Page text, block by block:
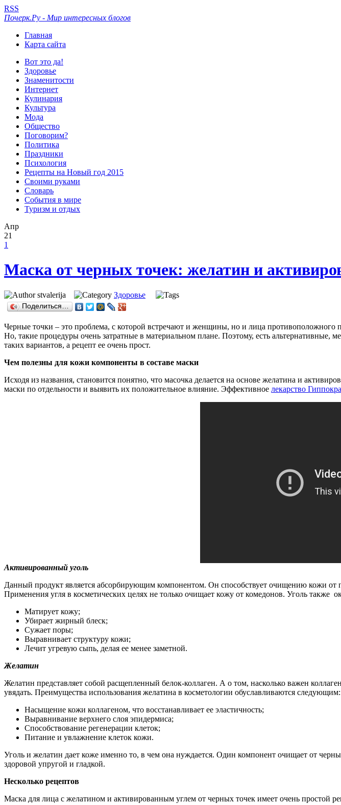
RSS
Почерк.Ру - Мир интересных блогов
Главная
Карта сайта
Вот это да!
Здоровье
Знаменитости
Интернет
Кулинария
Культура
Мода
Общество
Поговорим?
Политика
Праздники
Психология
Рецепты на Новый год 2015
Своими руками
Словарь
События в мире
Туризм и отдых
Апр
21
1
Маска от черных точек: желатин и
stvalerija Здоровье
Поделиться…
Черные точки – это проблема, с которой встречают и женщины, но и лица противоположного
Но, такие процедуры очень затратные в материальном плане. Поэтому, есть
таких вариантов, а рецепт ее очень прост.
Чем полезны для кожи компоненты в составе маски
Исходя из названия, становится понятно, что масочка делается на основе желатина и
маски по отдельности и выявить их положительное влияние. Эффективное лекарство
Активированный уголь
Данный продукт является абсорбирующим компонентом. Он способствует очищению кожи от
Применения угля в косметических целях не только очищает кожу от комедонов. Уголь также
Матирует кожу;
Убирает жирный блеск;
Сужает поры;
Выравнивает структуру кожи;
Лечит угревую сыпь, делая ее менее заметной.
Желатин
Желатин представляет собой расщепленный белок-коллаген. А о том, насколько важен
увядать. Преимущества использования желатина в косметологии обуславливаются следующим:
Насыщение кожи коллагеном, что восстанавливает ее эластичность;
Выравнивание верхнего слоя эпидермиса;
Способствование регенерации клеток;
Питание и увлажнение клеток кожи.
Уголь и желатин дает коже именно то, в чем она нуждается. Один компонент очищает от
здоровой упругой и гладкой.
Несколько рецептов
Маска для лица с желатином и активированным углем от черных точек имеет очень простой